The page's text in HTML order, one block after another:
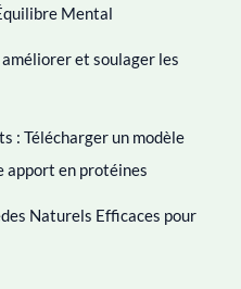
Mental
et soulager les
: Télécharger un modèle
apport en protéines
Naturels Efficaces pour